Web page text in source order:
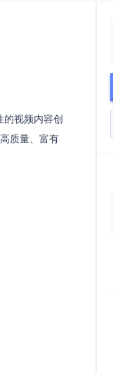
的视频内容创
质量、富有